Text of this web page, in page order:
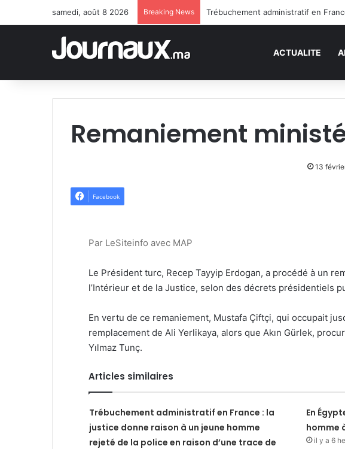
samedi, août 8 2026 Breaking News
ACTUALITE
Remaniement
13
Facebook
Par LeSiteinfo avec MAP
Le Président turc, Recep Tayyip Erdogan, a procédé à un
l’Intérieur et de la Justice, selon des décrets présidentiels
En vertu de ce remaniement, Mustafa Çiftçi, qui occupait
remplacement de Ali Yerlikaya, alors que Akın Gürlek,
Yılmaz Tunç.
Articles similaires
Trébuchement administratif en France : la
justice donne raison à un jeune homme
rejeté de la police en raison d’une trace de
En
homme
il y a 6